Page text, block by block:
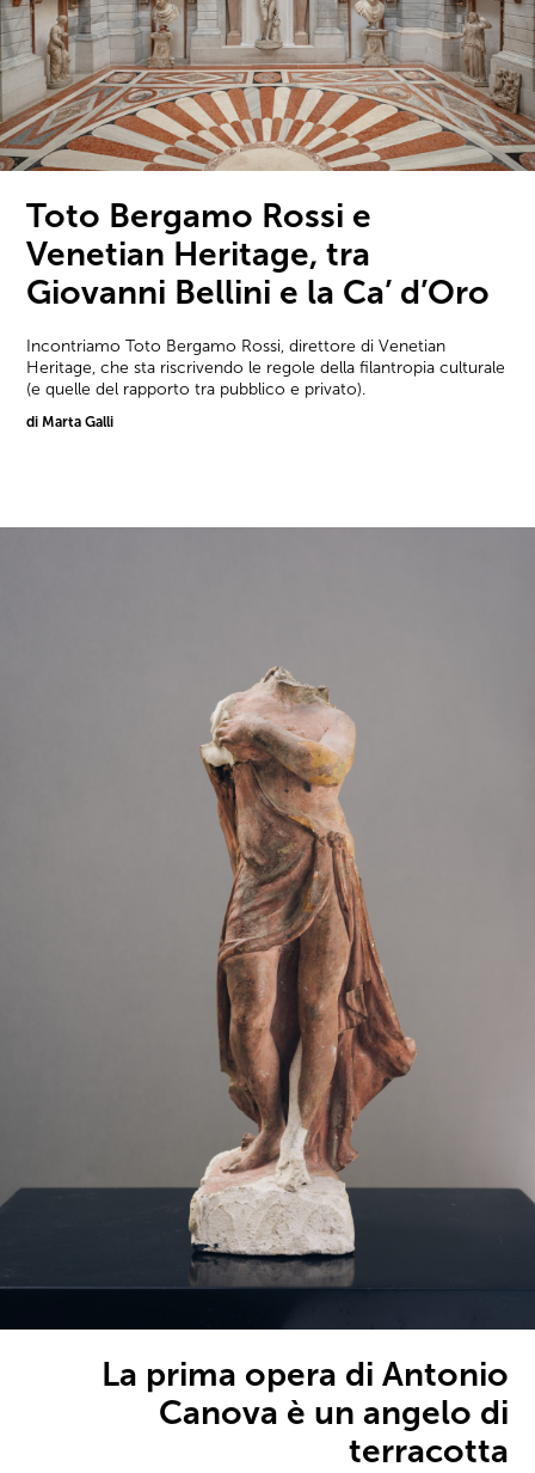
Toto Bergamo Rossi e
Venetian Heritage, tra
Giovanni Bellini e la Ca’ d’Oro
Incontriamo Toto Bergamo Rossi, direttore di Venetian
Heritage, che sta riscrivendo le regole della filantropia culturale
(e quelle del rapporto tra pubblico e privato).
di Marta Galli
La prima opera di Antonio
Canova è un angelo di
terracotta